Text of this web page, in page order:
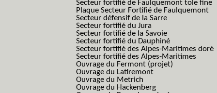
Secteur fortifié de Faulquemont tole fine
Plaque Secteur Fortifié de Faulquemont
Secteur défensif de la Sarre
Secteur fortifié du Jura
Secteur fortifié de la Savoie
Secteur fortifié du Dauphiné
Secteur fortifié des Alpes-Maritimes doré
Secteur fortifié des Alpes-Maritimes
Ouvrage du Fermont (projet)
Ouvrage du Latiremont
Ouvrage du Metrich
Ouvrage du Hackenberg